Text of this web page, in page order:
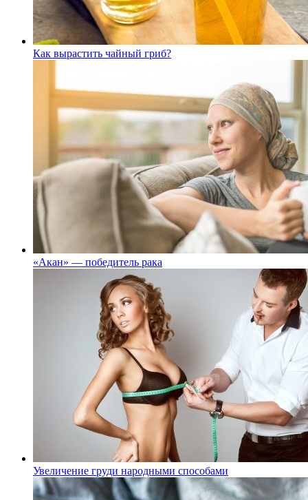
Как вырастить чайный гриб?
«Акан» — победитель рака
Увеличение груди народными способами